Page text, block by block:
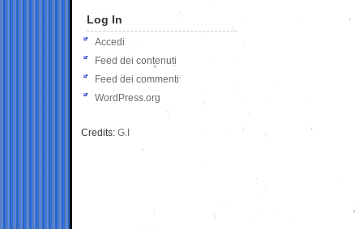
Log In
Accedi
Feed dei contenuti
Feed dei commenti
WordPress.org
Credits: G.I